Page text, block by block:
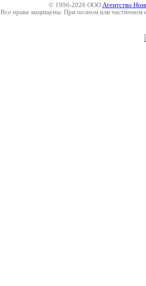
© 1996-2026 ООО Агентство
Все права защищены. При полном или частичном